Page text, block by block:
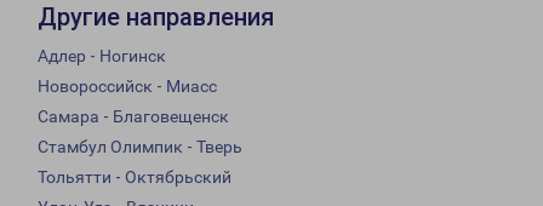
Другие направления
Адлер - Ногинск
Новороссийск - Миасс
Самара - Благовещенск
Стамбул Олимпик - Тверь
Тольятти - Октябрьский